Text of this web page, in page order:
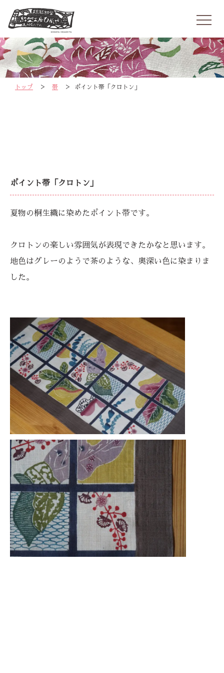
トップ > 帯 > ポイント帯「クロトン」
ポイント帯「クロトン」
夏物の桐生織に染めたポイント帯です。
クロトンの楽しい雰囲気が表現できたかなと思います。
地色はグレーのようで茶のような、奥深い色に染まりま
した。